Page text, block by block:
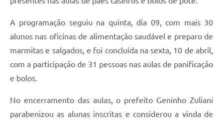
A programação seguiu na quinta, dia 09, com mais 30
alunos nas oficinas de alimentação saudável e preparo de
marmitas e salgados, e foi concluída na sexta, 10 de abril,
com a participação de 31 pessoas nas aulas de panificação
e bolos.
No encerramento das aulas, o prefeito Geninho Zuliani
parabenizou as alunas inscritas e considerou a vinda de